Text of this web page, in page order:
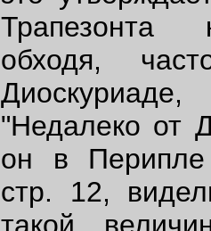
Трапезонта
обходя,
"Недалеко от
он в Перипле
стр. 12,
такой